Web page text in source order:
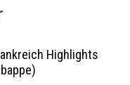
Highlights